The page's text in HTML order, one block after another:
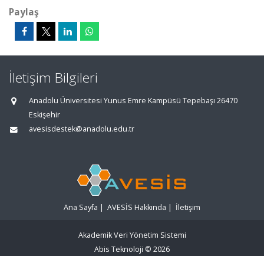
Paylaş
İletişim Bilgileri
Anadolu Üniversitesi Yunus Emre Kampüsü Tepebaşı 26470
Eskişehir
avesisdestek@anadolu.edu.tr
Ana Sayfa | AVESİS Hakkında | İletişim
Akademik Veri Yönetim Sistemi
Abis Teknoloji © 2026